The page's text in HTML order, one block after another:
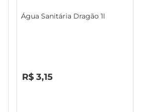
Água Sanitária Dragão 1l
R$ 3,15